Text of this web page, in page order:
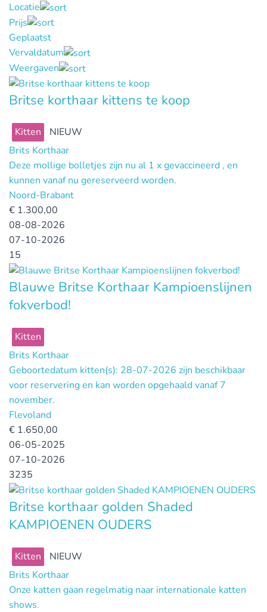
Locatie
Prijs
Geplaatst
Vervaldatum
Weergaven
Britse korthaar kittens te koop
Kitten
NIEUW
Brits Korthaar
Deze mollige bolletjes zijn nu al 1 x gevaccineerd , en
kunnen vanaf nu gereserveerd worden.
Noord-Brabant
€ 1.300,00
08-08-2026
07-10-2026
15
Blauwe Britse Korthaar Kampioenslijnen
fokverbod!
Kitten
Brits Korthaar
Geboortedatum kitten(s): 28-07-2026 zijn beschikbaar
voor reservering en kan worden opgehaald vanaf 7
november.
Flevoland
€ 1.650,00
06-05-2025
07-10-2026
3235
Britse korthaar golden Shaded
KAMPIOENEN OUDERS
Kitten
NIEUW
Brits Korthaar
Onze katten gaan regelmatig naar internationale katten
shows.